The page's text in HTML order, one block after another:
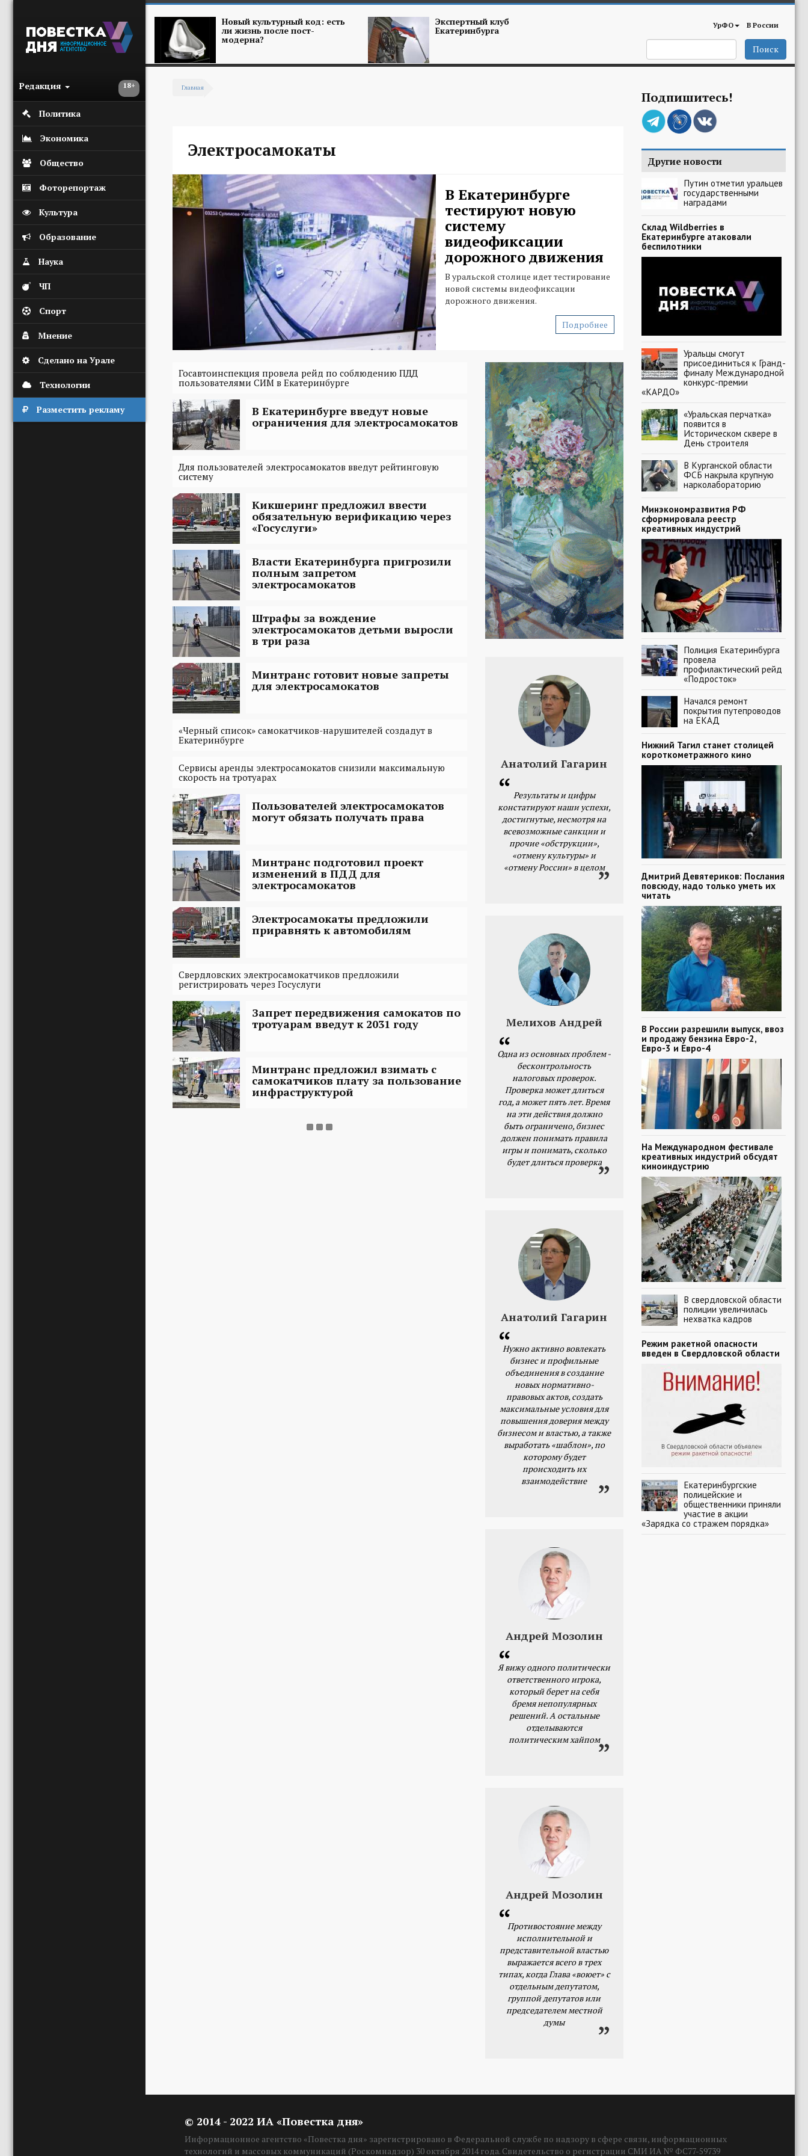
18+
Редакция
Политика
Экономика
Общество
Фоторепортаж
Культура
Образование
Наука
ЧП
Спорт
Мнение
Сделано на Урале
Технологии
Разместить рекламу
Новый культурный код: есть
ли жизнь после пост-
модерна?
Экспертный клуб
Екатеринбурга УрФО В России
Поиск
Главная
Электросамокаты
В Екатеринбурге
тестируют новую
систему
видеофиксации
дорожного движения
В уральской столице идет тестирование
новой системы видеофиксации
дорожного движения.
Подробнее
Госавтоинспекция провела рейд по соблюдению ПДД
пользователями СИМ в Екатеринбурге
В Екатеринбурге введут новые
ограничения для электросамокатов
Для пользователей электросамокатов введут рейтинговую
систему
Кикшеринг предложил ввести
обязательную верификацию через
«Госуслуги»
Власти Екатеринбурга пригрозили
полным запретом
электросамокатов
Штрафы за вождение
электросамокатов детьми выросли
в три раза
Минтранс готовит новые запреты
для электросамокатов
«Черный список» самокатчиков-нарушителей создадут в
Екатеринбурге
Сервисы аренды электросамокатов снизили максимальную
скорость на тротуарах
Пользователей электросамокатов
могут обязать получать права
Минтранс подготовил проект
изменений в ПДД для
электросамокатов
Электросамокаты предложили
приравнять к автомобилям
Свердловских электросамокатчиков предложили
регистрировать через Госуслуги
Запрет передвижения самокатов по
тротуарам введут к 2031 году
Минтранс предложил взимать с
самокатчиков плату за пользование
инфраструктурой
Анатолий Гагарин
Результаты и цифры
констатируют наши успехи,
достигнутые, несмотря на
всевозможные санкции и
прочие «обструкции»,
«отмену культуры» и
«отмену России» в целом
Мелихов Андрей
Одна из основных проблем -
бесконтрольность
налоговых проверок.
Проверка может длиться
год, а может пять лет. Время
на эти действия должно
быть ограничено, бизнес
должен понимать правила
игры и понимать, сколько
будет длиться проверка
Анатолий Гагарин
Нужно активно вовлекать
бизнес и профильные
объединения в создание
новых нормативно-
правовых актов, создать
максимальные условия для
повышения доверия между
бизнесом и властью, а также
выработать «шаблон», по
которому будет
происходить их
взаимодействие
Андрей Мозолин
Я вижу одного политически
ответственного игрока,
который берет на себя
бремя непопулярных
решений. А остальные
отделываются
политическим хайпом
Андрей Мозолин
Противостояние между
исполнительной и
представительной властью
выражается всего в трех
типах, когда Глава «воюет» с
отдельным депутатом,
группой депутатов или
председателем местной
думы
Подпишитесь!
Другие новости
Путин отметил уральцев
государственными
наградами
Склад Wildberries в
Екатеринбурге атаковали
беспилотники
Уральцы смогут
присоединиться к Гранд-
финалу Международной
конкурс-премии
«КАРДО»
«Уральская перчатка»
появится в
Историческом сквере в
День строителя
В Курганской области
ФСБ накрыла крупную
нарколабораторию
Минэкономразвития РФ
сформировала реестр
креативных индустрий
Полиция Екатеринбурга
провела
профилактический рейд
«Подросток»
Начался ремонт
покрытия путепроводов
на ЕКАД
Нижний Тагил станет столицей
короткометражного кино
Дмитрий Девятериков: Послания
повсюду, надо только уметь их
читать
В России разрешили выпуск, ввоз
и продажу бензина Евро-2,
Евро-3 и Евро-4
На Международном фестивале
креативных индустрий обсудят
киноиндустрию
В свердловской области
полиции увеличилась
нехватка кадров
Режим ракетной опасности
введен в Свердловской области
Екатеринбургские
полицейские и
общественники приняли
участие в акции
«Зарядка со стражем порядка»
© 2014 - 2022 ИА «Повестка дня»
Информационное агентство «Повестка дня» зарегистрировано в Федеральной службе по надзору в сфере связи, информационных
технологий и массовых коммуникаций (Роскомнадзор) 30 октября 2014 года. Свидетельство о регистрации СМИ ИА № ФС77-59739